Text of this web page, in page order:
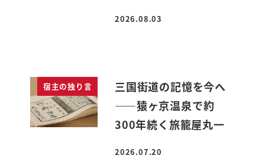
投稿日
2026.08.03
宿主の独り言
三国街道の記憶を今へ
――猿ヶ京温泉で約
300年続く旅籠屋丸一
2026.07.20